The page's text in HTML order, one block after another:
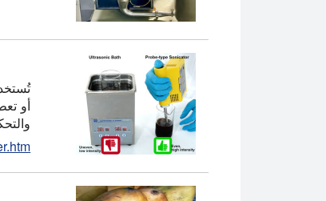
أو